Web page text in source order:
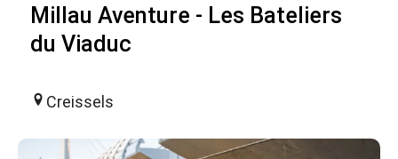
Millau Aventure - Les Bateliers
du Viaduc
Creissels